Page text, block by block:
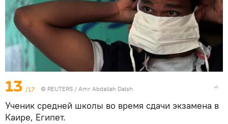
13 /17 © REUTERS / Amr Abdallah Dalsh
Ученик средней школы во время сдачи экзамена в
Каире, Египет.